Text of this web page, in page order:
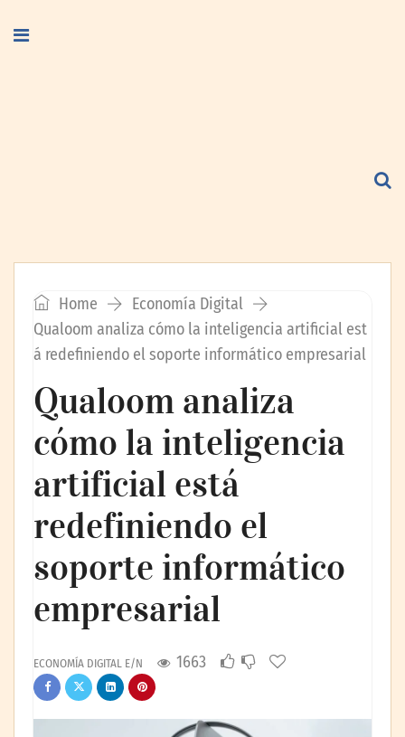
Home
Economía Digital
Qualoom analiza cómo la inteligencia artificial est
á redefiniendo el soporte informático empresarial
Qualoom analiza
cómo la inteligencia
artificial está
redefiniendo el
soporte informático
empresarial
ECONOMÍA DIGITAL E/N 1663